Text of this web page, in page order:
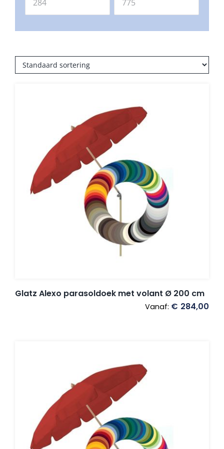
Umbrosa en Paraflex parasoldoeken
Glatz Alexo parasoldoek met volant Ø 200 cm
Vanaf: € 284,00